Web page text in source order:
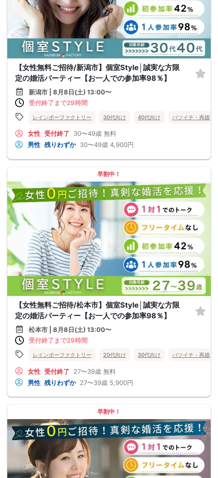
【女性無料ご招待/新潟市】個室Style│誠実な方限
定の婚活パーティー【お一人での参加率98％】
新潟市 | 8月8日(土) 13:00〜
受付終了まで29時間
レインボーファクトリー 30代向け 40代向け バツイチ・再婚
女性 受付終了 30〜49歳 無料
男性 残りわずか 30〜49歳 4,900円
早割中！
【女性無料ご招待/松本市】個室Style│誠実な方限
定の婚活パーティー【お一人での参加率98％】
松本市 | 8月8日(土) 13:00〜
受付終了まで29時間
レインボーファクトリー 20代向け 30代向け バツイチ・再婚
女性 受付終了 27〜39歳 無料
男性 残りわずか 27〜39歳 5,900円
早割中！